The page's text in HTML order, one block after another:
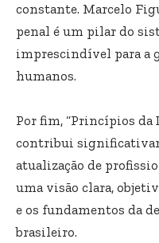
constante. Marcelo
penal é um pilar do
imprescindível para a
humanos.
Por fim, “Princípios da
contribui
atualização de
uma visão clara,
e os fundamentos da
brasileiro.